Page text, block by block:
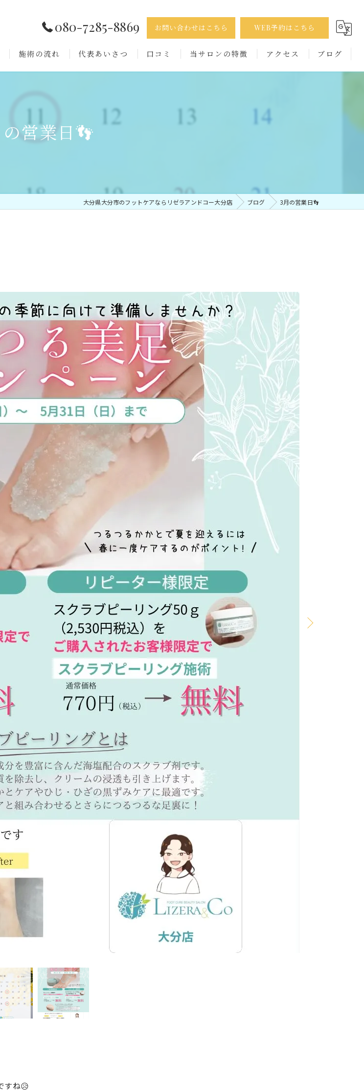
080-7285-8869 お問い合わせはこちら WEB予約はこちら
施術の流れ 代表あいさつ 口コミ 当サロンの特徴
たこ
アクセス ブログ
の営業日👣
大分県大分市のフットケアならリゼラアンドコー大分店 ブログ 3月の営業日👣
すね😥